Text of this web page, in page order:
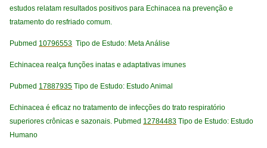
estudos relatam resultados positivos para Echinacea na prevenção e
tratamento do resfriado comum.
Pubmed 10796553 Tipo de Estudo: Meta Análise
Echinacea realça funções inatas e adaptativas imunes
Pubmed 17887935 Tipo de Estudo: Estudo Animal
Echinacea é eficaz no tratamento de infecções do trato respiratório
superiores crônicas e sazonais. Pubmed 12784483 Tipo de Estudo: Estudo
Humano